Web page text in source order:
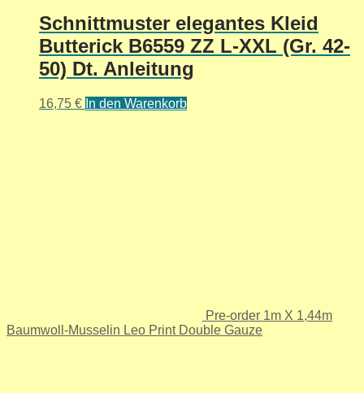
Schnittmuster elegantes Kleid
Butterick B6559 ZZ L-XXL (Gr. 42-
50) Dt. Anleitung
16,75 € In den Warenkorb
Pre-order 1m X 1,44m
Baumwoll-Musselin Leo Print Double Gauze